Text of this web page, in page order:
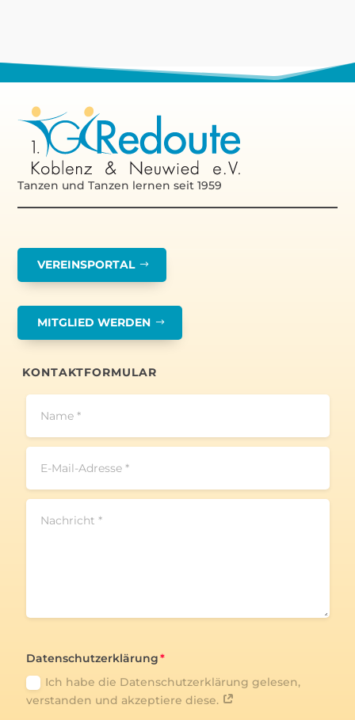
Tanzen und Tanzen lernen seit 1959
VEREINSPORTAL
MITGLIED WERDEN
KONTAKTFORMULAR
Datenschutzerklärung
Ich habe die Datenschutzerklärung gelesen,
verstanden und akzeptiere diese.